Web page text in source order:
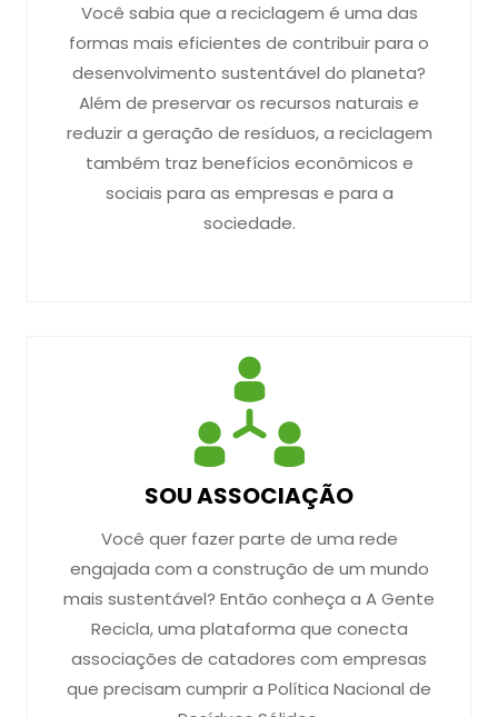
Você sabia que a reciclagem é uma das
formas mais eficientes de contribuir para o
desenvolvimento sustentável do planeta?
Além de preservar os recursos naturais e
reduzir a geração de resíduos, a reciclagem
também traz benefícios econômicos e
sociais para as empresas e para a
sociedade.
SOU ASSOCIAÇÃO
Você quer fazer parte de uma rede
engajada com a construção de um mundo
mais sustentável? Então conheça a A Gente
Recicla, uma plataforma que conecta
associações de catadores com empresas
que precisam cumprir a Política Nacional de